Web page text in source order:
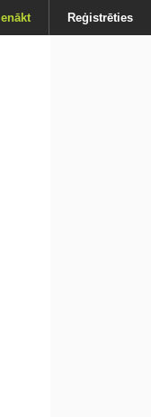
Ienākt Reģistrēties